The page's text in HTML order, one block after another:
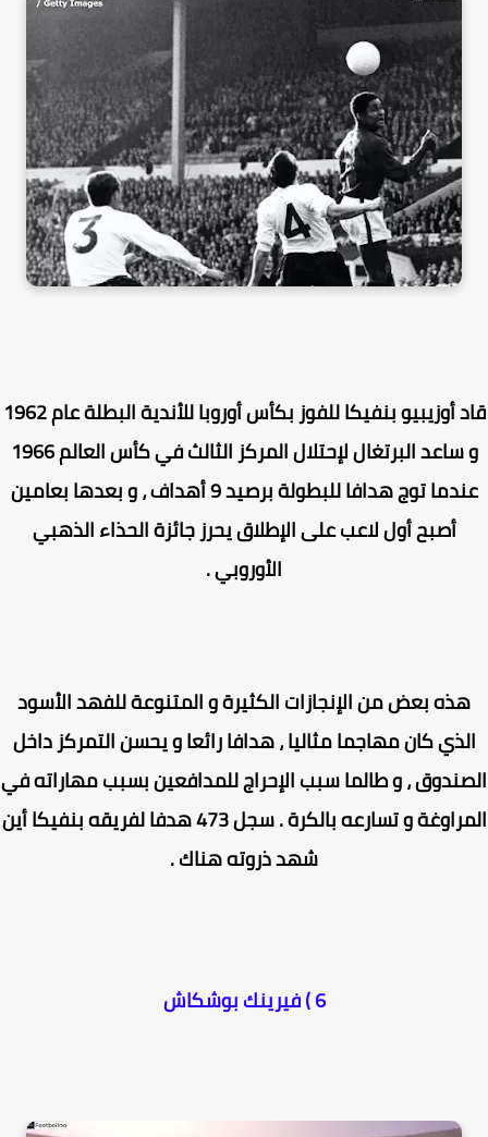
قاد أوزيبيو بنفيكا للفوز بكأس أوروبا للأندية البطلة عام 1962
و ساعد البرتغال لإحتلال المركز الثالث في كأس العالم 1966
عندما توج هدافا للبطولة برصيد 9 أهداف ، و بعدها بعامين
أصبح أول لاعب على الإطلاق يحرز جائزة الحذاء الذهبي
الأوروبي .
بعض من الإنجازات الكثيرة و المتنوعة للفهد الأسود
كان مهاجما مثاليا ، هدافا رائعا و يحسن التمركز داخل
، و طالما سبب الإحراج للمدافعين بسبب مهاراته في
المراوغة و تسارعه بالكرة . سجل 473 هدفا لفريقه بنفيكا أين
شهد ذروته هناك .